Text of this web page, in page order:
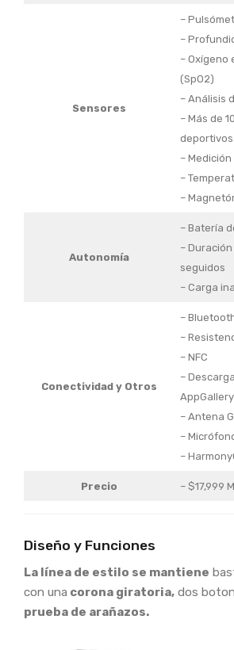
Sensores
–
–
– Oxígeno
(SpO2)
– Análisis
– Más de
deportivos
–
–
–
Autonomía
– Batería
–
seguidos
– Carga
Conectividad y Otros
–
–
– NFC
–
AppGallery
– Antena
–
–
Precio – $17,999
Diseño y Funciones
La línea de estilo se mantiene
con una corona giratoria, dos
prueba de arañazos.